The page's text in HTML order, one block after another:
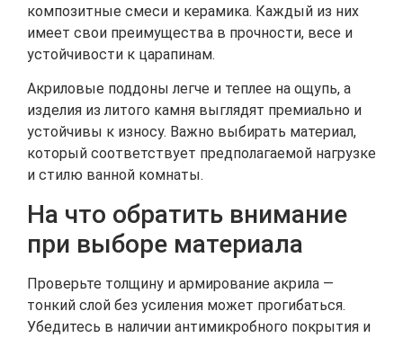
композитные смеси и керамика. Каждый из них
имеет свои преимущества в прочности, весе и
устойчивости к царапинам.
Акриловые поддоны легче и теплее на ощупь, а
изделия из литого камня выглядят премиально и
устойчивы к износу. Важно выбирать материал,
который соответствует предполагаемой нагрузке
и стилю ванной комнаты.
На что обратить внимание
при выборе материала
Проверьте толщину и армирование акрила —
тонкий слой без усиления может прогибаться.
Убедитесь в наличии антимикробного покрытия и